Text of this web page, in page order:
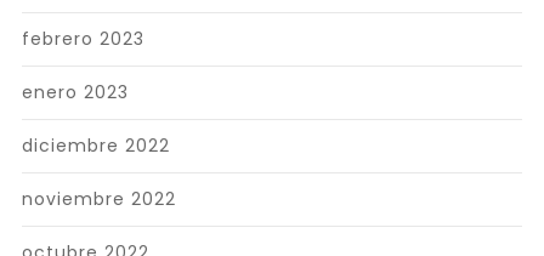
febrero 2023
enero 2023
diciembre 2022
noviembre 2022